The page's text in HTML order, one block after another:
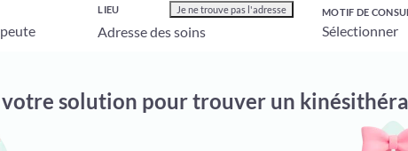
LIEU Je ne trouve pas l'adresse MOTIF DE
solution pour trouver un